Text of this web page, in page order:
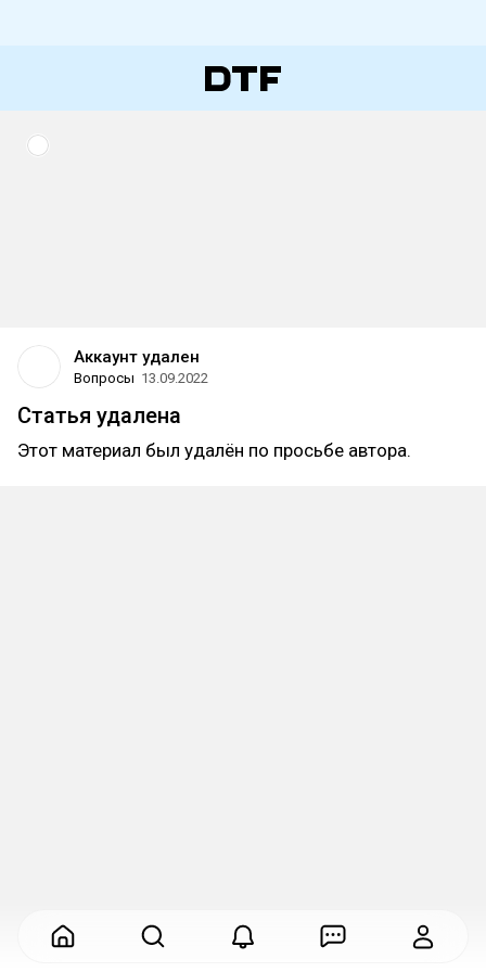
Аккаунт удален
Вопросы 13.09.2022
Статья удалена
Этот материал был удалён по просьбе автора.